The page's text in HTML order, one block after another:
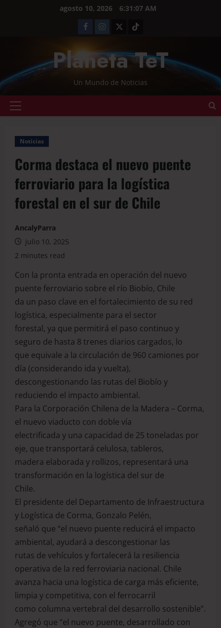
agosto 10, 2026 6:31:07 AM
Planeta TeT
Un Mundo de Noticias
Noticias
Corma destaca el nuevo puente
ferroviario para la logística
forestal en el sur de Chile
AncalyParra
julio 10, 2025
2 minutes read
Con la pronta entrada en operación del nuevo
puente ferroviario sobre el río Biobío, Chile
da un paso clave en el fortalecimiento de su red
logística, especialmente para el sector
forestal, ya que permitirá el paso continuo y
seguro de hasta 8 trenes diarios cargados, lo
que equivale a la circulación de 960 camiones por
día (considerando ida y vuelta),
descongestionando las rutas del Biobío y
reduciendo el impacto ambiental.
Para la Corporación Chilena de la Madera – Corma,
el nuevo viaducto con doble vía
electrificada y una capacidad de 25 toneladas por
eje, que transportará celulosa, tableros,
madera elaborada y rollizos, representará una
transformación en la logística del sur de
Chile.
El presidente del Departamento de Infraestructura
y Logística de Corma, Gonzalo Pelén,
señaló que “el nuevo puente reducirá el impacto
ambiental, ayudará a descongestionar las
rutas de vehículos y fortalecerá la resiliencia
operativa de la red ferroviaria nacional. Chile
avanza hacia una logística de carga más eficiente,
limpia y competitiva, con el ferrocarril
como columna vertebral del desarrollo sostenible”.
Agregó que “el nuevo puente, desarrollado con